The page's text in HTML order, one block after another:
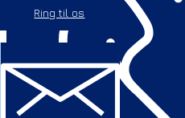
Ring til os